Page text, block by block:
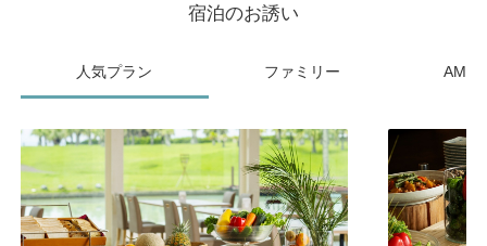
宿泊のお誘い
人気プラン ファミリー AMC